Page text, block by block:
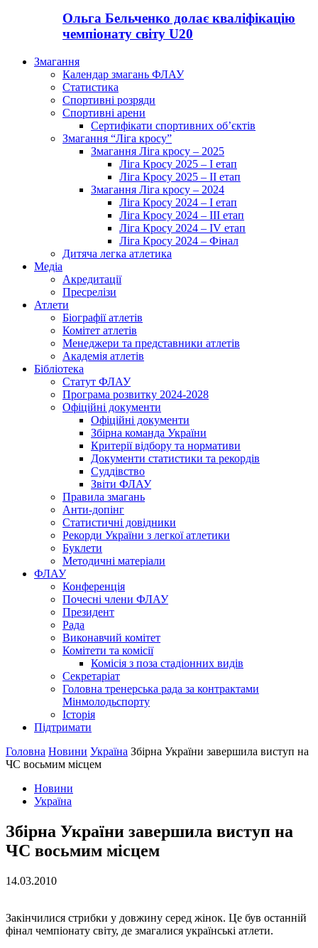
Ольга Бельченко долає кваліфікацію
чемпіонату світу U20
Змагання
Календар змагань ФЛАУ
Статистика
Спортивні розряди
Спортивні арени
Сертифікати спортивних об’єктів
Змагання “Ліга кросу”
Змагання Ліга кросу – 2025
Ліга Кросу 2025 – I етап
Ліга Кросу 2025 – II етап
Змагання Ліга кросу – 2024
Ліга Кросу 2024 – I етап
Ліга Кросу 2024 – III етап
Ліга Кросу 2024 – IV етап
Ліга Кросу 2024 – Фінал
Дитяча легка атлетика
Медіа
Акредитації
Пресрелізи
Атлети
Біографії атлетів
Комітет атлетів
Менеджери та представники атлетів
Академія атлетів
Бібліотека
Статут ФЛАУ
Програма розвитку 2024-2028
Офіційні документи
Офіційні документи
Збірна команда України
Критерії відбору та нормативи
Документи статистики та рекордів
Суддівство
Звіти ФЛАУ
Правила змагань
Анти-допінг
Статистичні довідники
Рекорди України з легкої атлетики
Буклети
Методичні матеріали
ФЛАУ
Конференція
Почесні члени ФЛАУ
Президент
Рада
Виконавчий комітет
Комітети та комісії
Комісія з поза стадіонних видів
Секретаріат
Головна тренерська рада за контрактами
Мінмолодьспорту
Історія
Підтримати
Головна Новини Україна Збірна України завершила виступ на
ЧС восьмим місцем
Новини
Україна
Збірна України завершила виступ на
ЧС восьмим місцем
14.03.2010
Закінчилися стрибки у довжину серед жінок. Це був останній
фінал чемпіонату світу, де змагалися українські атлети.